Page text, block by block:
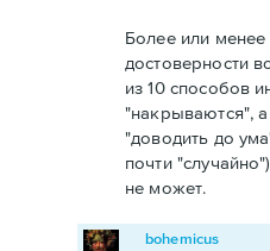
Более или
достоверности
из 10 способов
"накрываются",
"доводить до
почти
не может.
bohemicus